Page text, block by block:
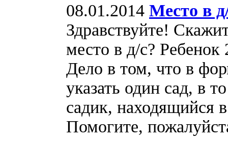
08.01.2014 Место в
Здравствуйте!
место в д/с? Ребенок
Дело в том, что в
указать один сад, в
садик, находящийся
Помогите,